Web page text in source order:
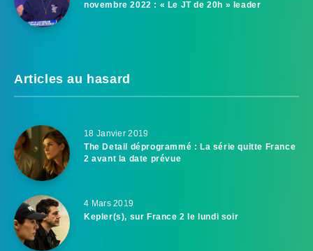
novembre 2022 : « Le JT de 20h » leader
Articles au hasard
18 Janvier 2019
The Detail déprogrammé : La série quitte France
2 avant la date prévue
4 Mars 2019
Kepler(s), sur France 2 le lundi soir